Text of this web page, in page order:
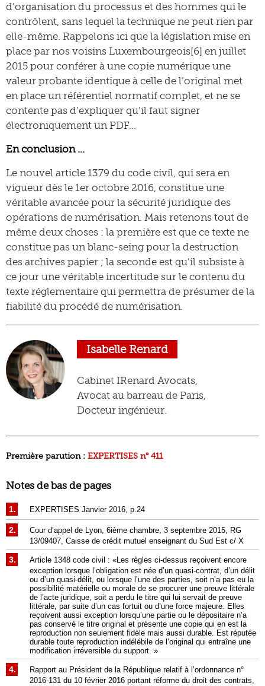
d’organisation du processus et des hommes qui le
contrôlent, sans lequel la technique ne peut rien par
elle-même. Rappelons ici que la législation mise en
place par nos voisins Luxembourgeois[6] en juillet
2015 pour conférer à une copie numérique une
valeur probante identique à celle de l’original met
en place un référentiel normatif complet, et ne se
contente pas d’expliquer qu’il faut signer
électroniquement un PDF…
En conclusion …
Le nouvel article 1379 du code civil, qui sera en
vigueur dès le 1er octobre 2016, constitue une
véritable avancée pour la sécurité juridique des
opérations de numérisation. Mais retenons tout de
même deux choses : la première est que ce texte ne
constitue pas un blanc-seing pour la destruction
des archives papier ; la seconde est qu’il subsiste à
ce jour une véritable incertitude sur le contenu du
texte réglementaire qui permettra de présumer de la
fiabilité du procédé de numérisation.
Isabelle Renard
Cabinet IRenard Avocats,
Avocat au barreau de Paris,
Docteur ingénieur.
Première parution : EXPERTISES n° 411
Notes de bas de pages
EXPERTISES Janvier 2016, p.24
Cour d’appel de Lyon, 6ième chambre, 3 septembre 2015, RG
13/09407, Caisse de crédit mutuel enseignant du Sud Est c/ X
Article 1348 code civil : «Les règles ci-dessus reçoivent encore
exception lorsque l’obligation est née d’un quasi-contrat, d’un délit
ou d’un quasi-délit, ou lorsque l’une des parties, soit n’a pas eu la
possibilité matérielle ou morale de se procurer une preuve littérale
de l’acte juridique, soit a perdu le titre qui lui servait de preuve
littérale, par suite d’un cas fortuit ou d’une force majeure. Elles
reçoivent aussi exception lorsqu’une partie ou le dépositaire n’a
pas conservé le titre original et présente une copie qui en est la
reproduction non seulement fidèle mais aussi durable. Est réputée
durable toute reproduction indélébile de l’original qui entraîne une
modification irréversible du support. »
Rapport au Président de la République relatif à l’ordonnance n°
2016-131 du 10 février 2016 portant réforme du droit des contrats,